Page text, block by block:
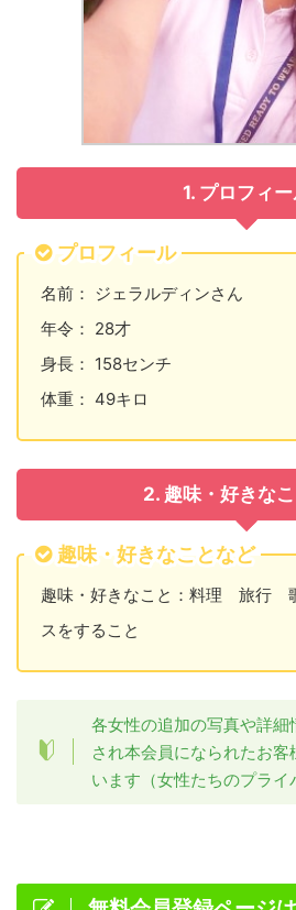
1. プロフィ
プロフィール
名前： ジェラルディンさん
年令： 28才
身長： 158センチ
体重： 49キロ
2. 趣味・好きな
趣味・好きなことなど
趣味・好きなこと：料理 旅行
スをすること
各女性の追加の写真や詳細
され本会員になられたお
います（女性たちのプライ